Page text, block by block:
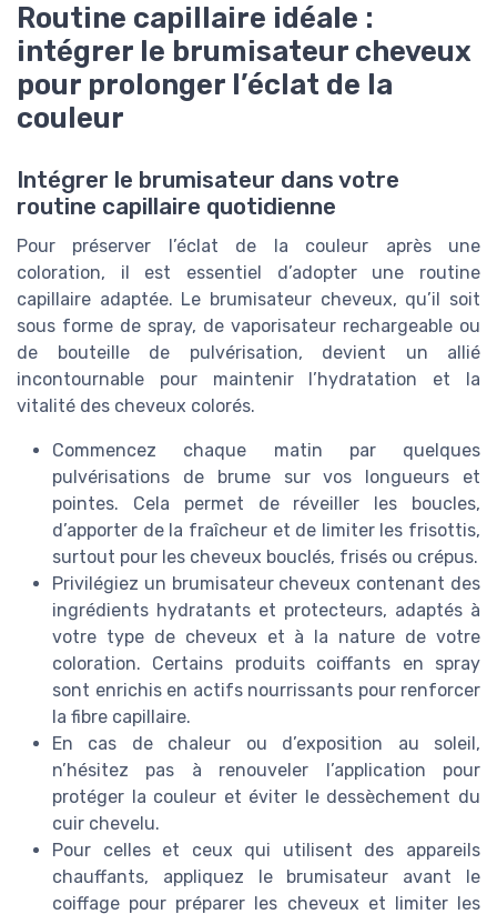
Routine capillaire idéale :
intégrer le brumisateur cheveux
pour prolonger l’éclat de la
couleur
Intégrer le brumisateur dans votre
routine capillaire quotidienne
Pour préserver l’éclat de la couleur après une
coloration, il est essentiel d’adopter une routine
capillaire adaptée. Le brumisateur cheveux, qu’il soit
sous forme de spray, de vaporisateur rechargeable ou
de bouteille de pulvérisation, devient un allié
incontournable pour maintenir l’hydratation et la
vitalité des cheveux colorés.
Commencez chaque matin par quelques
pulvérisations de brume sur vos longueurs et
pointes. Cela permet de réveiller les boucles,
d’apporter de la fraîcheur et de limiter les frisottis,
surtout pour les cheveux bouclés, frisés ou crépus.
Privilégiez un brumisateur cheveux contenant des
ingrédients hydratants et protecteurs, adaptés à
votre type de cheveux et à la nature de votre
coloration. Certains produits coiffants en spray
sont enrichis en actifs nourrissants pour renforcer
la fibre capillaire.
En cas de chaleur ou d’exposition au soleil,
n’hésitez pas à renouveler l’application pour
protéger la couleur et éviter le dessèchement du
cuir chevelu.
Pour celles et ceux qui utilisent des appareils
chauffants, appliquez le brumisateur avant le
coiffage pour préparer les cheveux et limiter les